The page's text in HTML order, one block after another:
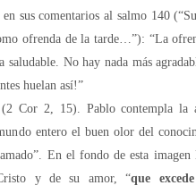
sus comentarios al salmo 140
ofrenda de la tarde…”): “La
No hay nada más
huelan así!”
Cor 2, 15). Pablo contempla la
entero el buen olor del
En el fondo de esta imagen
y de su amor, “que